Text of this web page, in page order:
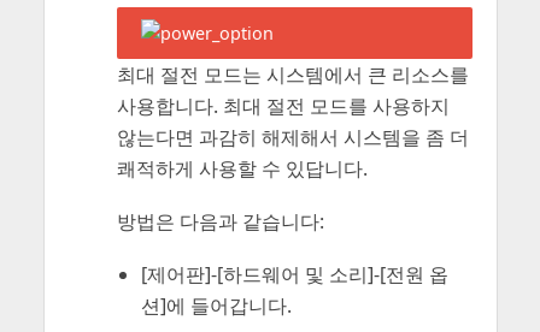
최대 절전 모드는 시스템에서 큰 리소스를
사용합니다. 최대 절전 모드를 사용하지
않는다면 과감히 해제해서 시스템을 좀 더
쾌적하게 사용할 수 있답니다.
방법은 다음과 같습니다:
[제어판]-[하드웨어 및 소리]-[전원 옵
션]에 들어갑니다.